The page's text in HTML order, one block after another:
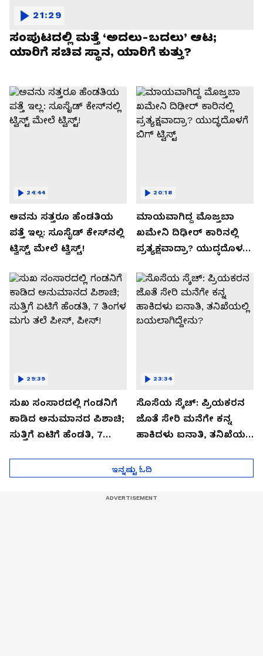
ಸಂಪುಟದಲ್ಲಿ ಮತ್ತೆ ‘ಅದಲು-ಬದಲು’ ಆಟ;
ಯಾರಿಗೆ ಸಚಿವ ಸ್ಥಾನ, ಯಾರಿಗೆ ಕುತ್ತು?
21:29
ಅವನು ಸತ್ತರೂ ಹೆಂಡತಿಯ
ಪತ್ತೆ ಇಲ್ಲ: ಸೂಸೈಡ್​​ ಕೇಸ್​​ನಲ್ಲಿ
ಟ್ವಿಸ್ಟ್​ ಮೇಲೆ ಟ್ವಿಸ್ಟ್!
24:44
ಮಾಯವಾಗಿದ್ದ ಮೊಜ್ತಬಾ
ಖಮೇನಿ ದಿಢೀರ್ ಕಾರಿನಲ್ಲಿ
ಪ್ರತ್ಯಕ್ಷವಾದ್ರಾ? ಯುದ್ಧದೊಳಗೆ
20:18
ಸುಖ ಸಂಸಾರದಲ್ಲಿ ಗಂಡನಿಗೆ
ಕಾಡಿದ ಅನುಮಾನದ ಪಿಶಾಚಿ;
ಸುತ್ತಿಗೆ ಏಟಿಗೆ ಹೆಂಡತಿ, 7
29:39
ಸೊಸೆಯ ಸ್ಕೆಚ್: ಪ್ರಿಯಕರನ
ಜೊತೆ ಸೇರಿ ಮನೆಗೇ ಕನ್ನ
ಹಾಕಿದಳು ಐನಾತಿ, ತನಿಖೆಯಲ್ಲಿ
23:34
ಇನ್ನಷ್ಟು ಓದಿ